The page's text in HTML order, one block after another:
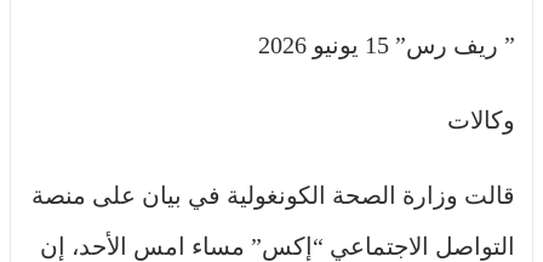
” ريف رس” 15 يونيو 2026
وكالات
قالت وزارة الصحة الكونغولية في بيان على منصة
التواصل الاجتماعي “إكس” مساء امس الأحد، إن